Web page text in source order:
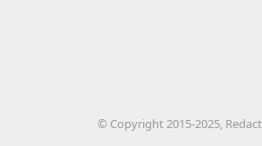
© Copyright 2015-2025,